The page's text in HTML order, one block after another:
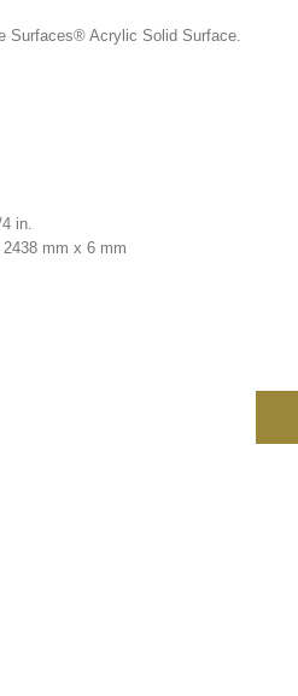
Surfaces® Acrylic Solid Surface.
in.
mm x 6 mm